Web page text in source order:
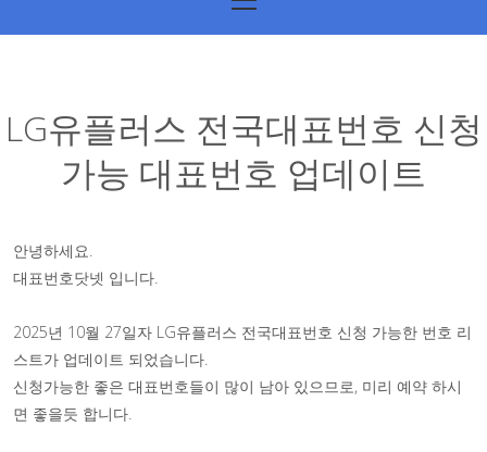
본
메
LG유플러스 전국대표번호 신청
가능 대표번호 업데이트
안녕하세요.
대표번호닷넷 입니다.
2025년 10월 27일자 LG유플러스 전국대표번호 신청 가능한 번호 리
스트가 업데이트 되었습니다.
신청가능한 좋은 대표번호들이 많이 남아 있으므로, 미리 예약 하시
면 좋을듯 합니다.